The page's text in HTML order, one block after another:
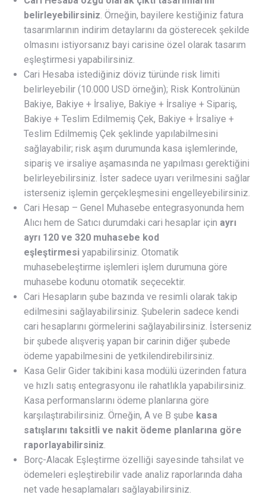
belirleyebilirsiniz. Örneğin, bayilere kestiğiniz fatura
tasarımlarının indirim detaylarını da gösterecek şekilde
olmasını istiyorsanız bayi carisine özel olarak tasarım
eşleştirmesi yapabilirsiniz.
Cari Hesaba istediğiniz döviz türünde risk limiti
belirleyebilir (10.000 USD örneğin); Risk Kontrolünün
Bakiye, Bakiye + İrsaliye, Bakiye + İrsaliye + Sipariş,
Bakiye + Teslim Edilmemiş Çek, Bakiye + İrsaliye +
Teslim Edilmemiş Çek şeklinde yapılabilmesini
sağlayabilir; risk aşım durumunda kasa işlemlerinde,
sipariş ve irsaliye aşamasında ne yapılması gerektiğini
belirleyebilirsiniz. İster sadece uyarı verilmesini sağlar
isterseniz işlemin gerçekleşmesini engelleyebilirsiniz.
Cari Hesap – Genel Muhasebe entegrasyonunda hem
Alıcı hem de Satıcı durumdaki cari hesaplar için ayrı
ayrı 120 ve 320 muhasebe kod
eşleştirmesi yapabilirsiniz. Otomatik
muhasebeleştirme işlemleri işlem durumuna göre
muhasebe kodunu otomatik seçecektir.
Cari Hesapların şube bazında ve resimli olarak takip
edilmesini sağlayabilirsiniz. Şubelerin sadece kendi
cari hesaplarını görmelerini sağlayabilirsiniz. İsterseniz
bir şubede alışveriş yapan bir carinin diğer şubede
ödeme yapabilmesini de yetkilendirebilirsiniz.
Kasa Gelir Gider takibini kasa modülü üzerinden fatura
ve hızlı satış entegrasyonu ile rahatlıkla yapabilirsiniz.
Kasa performanslarını ödeme planlarına göre
karşılaştırabilirsiniz. Örneğin, A ve B şube kasa
satışlarını taksitli ve nakit ödeme planlarına göre
raporlayabilirsiniz.
Borç-Alacak Eşleştirme özelliği sayesinde tahsilat ve
ödemeleri eşleştirebilir vade analiz raporlarında daha
net vade hesaplamaları sağlayabilirsiniz.